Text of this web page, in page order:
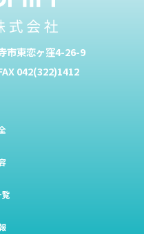
市東恋ヶ窪4-26-9
042(322)1412